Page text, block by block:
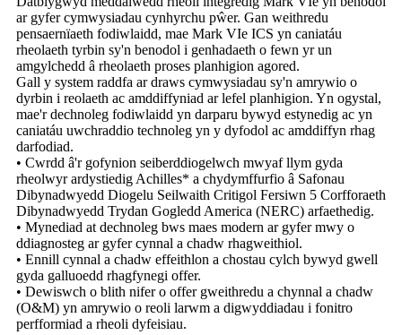
ar gyfer cymwysiadau cynhyrchu pŵer. Gan weithredu
pensaernïaeth fodiwlaidd, mae Mark VIe ICS yn caniatáu
rheolaeth tyrbin sy'n benodol i genhadaeth o fewn yr un
amgylchedd â rheolaeth proses planhigion agored.
Gall y system raddfa ar draws cymwysiadau sy'n amrywio o
dyrbin i reolaeth ac amddiffyniad ar lefel planhigion. Yn ogystal,
mae'r dechnoleg fodiwlaidd yn darparu bywyd estynedig ac yn
caniatáu uwchraddio technoleg yn y dyfodol ac amddiffyn rhag
darfodiad.
• Cwrdd â'r gofynion seiberddiogelwch mwyaf llym gyda
rheolwyr ardystiedig Achilles* a chydymffurfio â Safonau
Dibynadwyedd Diogelu Seilwaith Critigol Fersiwn 5 Corfforaeth
Dibynadwyedd Trydan Gogledd America (NERC) arfaethedig.
• Mynediad at dechnoleg bws maes modern ar gyfer mwy o
ddiagnosteg ar gyfer cynnal a chadw rhagweithiol.
• Ennill cynnal a chadw effeithlon a chostau cylch bywyd gwell
gyda galluoedd rhagfynegi offer.
• Dewiswch o blith nifer o offer gweithredu a chynnal a chadw
(O&M) yn amrywio o reoli larwm a digwyddiadau i fonitro
perfformiad a rheoli dyfeisiau.